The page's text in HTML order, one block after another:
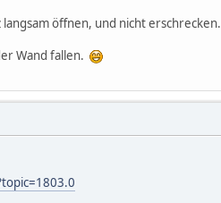
langsam öffnen, und nicht erschrecken.
Wand fallen.